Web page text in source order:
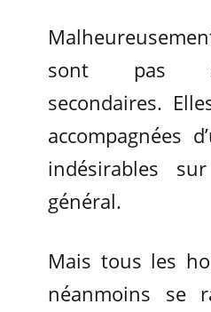
sont pas
secondaires.
accompagnées
indésirables
général.
Mais tous les
néanmoins se